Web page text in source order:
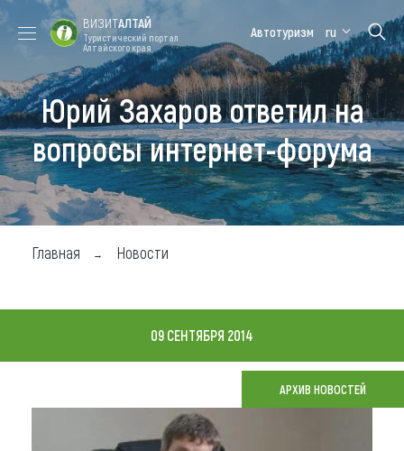
Форум VISIT
ALTAI
Цветение
маральника
Медицинский
форум
Алтайская
зимовка
Туры
Где побывать
Где поесть
Карта
Что привезти (сувениры)
ВИЗИТАЛТАЙ
Туристический портал
Алтайского края
Автотуризм ru
Юрий Захаров ответил на
вопросы интернет-форума
Главная Новости
09 СЕНТЯБРЯ 2014
АРХИВ НОВОСТЕЙ